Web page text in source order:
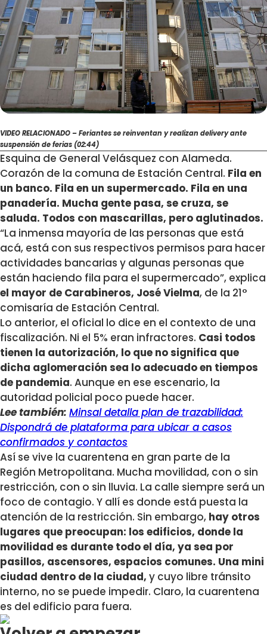
VIDEO RELACIONADO – Feriantes se reinventan y realizan delivery ante
suspensión de ferias (02:44)
Esquina de General Velásquez con Alameda.
Corazón de la comuna de Estación Central. Fila en
un banco. Fila en un supermercado. Fila en una
panadería. Mucha gente pasa, se cruza, se
saluda. Todos con mascarillas, pero aglutinados.
“La inmensa mayoría de las personas que está
acá, está con sus respectivos permisos para hacer
actividades bancarias y algunas personas que
están haciendo fila para el supermercado”, explica
el mayor de Carabineros, José Vielma, de la 21°
comisaría de Estación Central.
Lo anterior, el oficial lo dice en el contexto de una
fiscalización. Ni el 5% eran infractores. Casi todos
tienen la autorización, lo que no significa que
dicha aglomeración sea lo adecuado en tiempos
de pandemia. Aunque en ese escenario, la
autoridad policial poco puede hacer.
Lee también: Minsal detalla plan de trazabilidad:
Dispondrá de plataforma para ubicar a casos
confirmados y contactos
Así se vive la cuarentena en gran parte de la
Región Metropolitana. Mucha movilidad, con o sin
restricción, con o sin lluvia. La calle siempre será un
foco de contagio. Y allí es donde está puesta la
atención de la restricción. Sin embargo, hay otros
lugares que preocupan: los edificios, donde la
movilidad es durante todo el día, ya sea por
pasillos, ascensores, espacios comunes. Una mini
ciudad dentro de la ciudad, y cuyo libre tránsito
interno, no se puede impedir. Claro, la cuarentena
es del edificio para fuera.